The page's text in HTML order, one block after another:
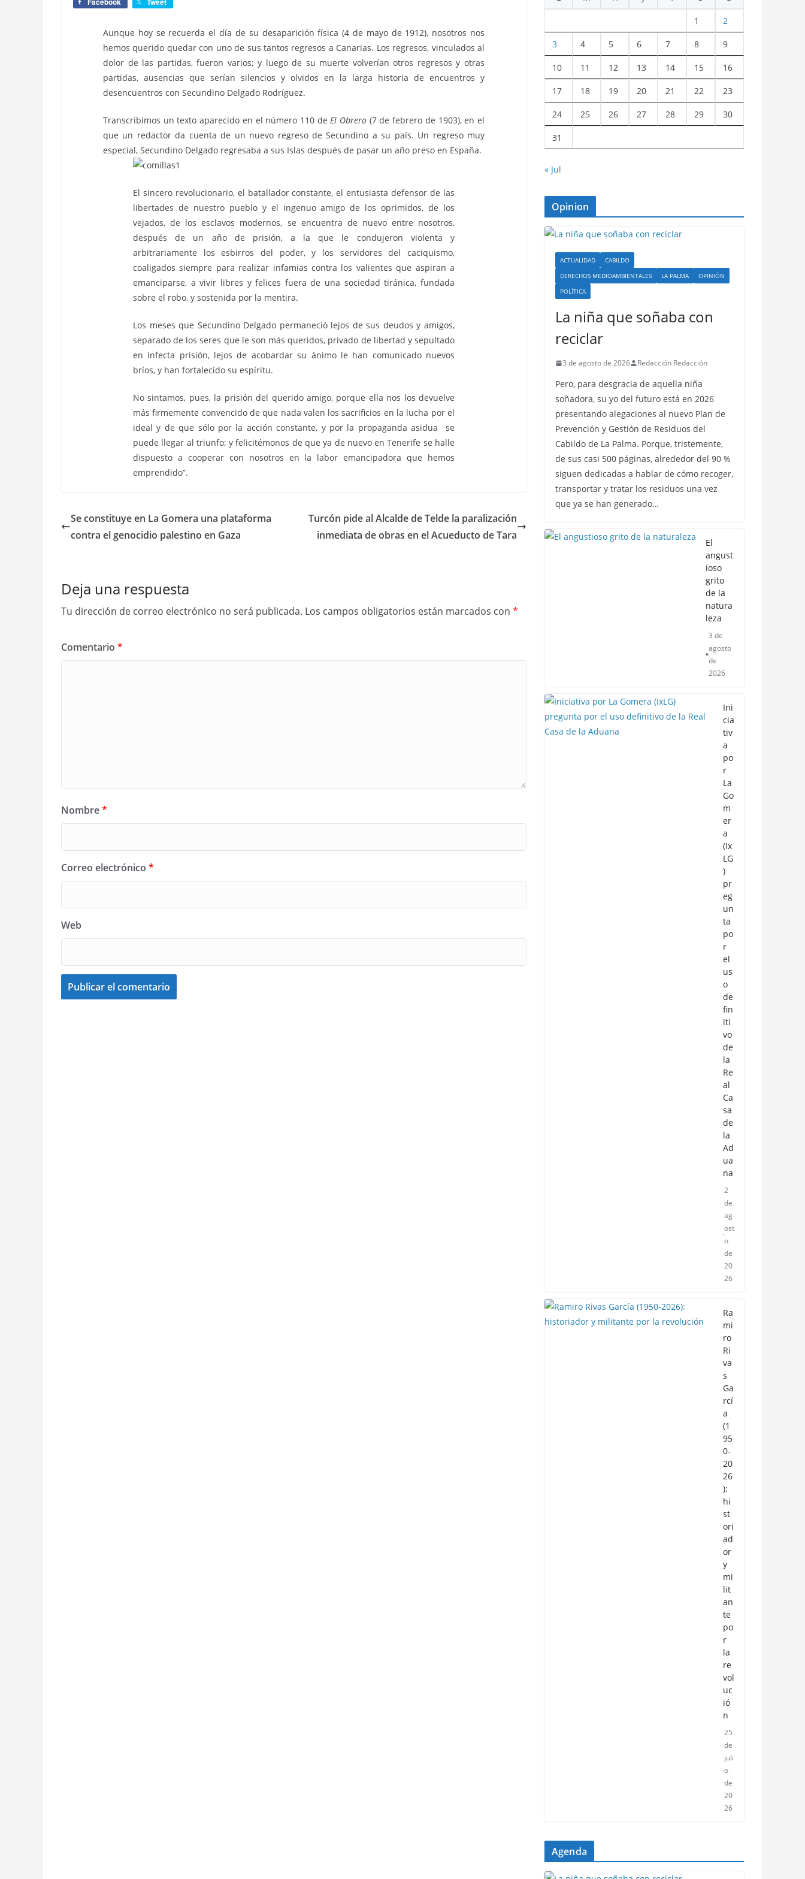
Aunque hoy se recuerda el día de su desaparición física (4 de mayo de 1912), nosotros nos
hemos querido quedar con uno de sus tantos regresos a Canarias. Los regresos, vinculados al
dolor de las partidas, fueron varios; y luego de su muerte volverían otros regresos y otras
partidas, ausencias que serían silencios y olvidos en la larga historia de encuentros y
desencuentros con Secundino Delgado Rodríguez.
Transcribimos un texto aparecido en el número 110 deEl Obrero (7 de febrero de 1903), en el
que un redactor da cuenta de un nuevo regreso de Secundino a su país. Un regreso muy
especial, Secundino Delgado regresaba a sus Islas después de pasar un año preso en España.
El sincero revolucionario, el batallador constante, el entusiasta defensor de las
libertades de nuestro pueblo y el ingenuo amigo de los oprimidos, de los
vejados, de los esclavos modernos, se encuentra de nuevo entre nosotros,
después de un año de prisión, a la que le condujeron violenta y
arbitrariamente los esbirros del poder, y los servidores del caciquismo,
coaligados siempre para realizar infamias contra los valientes que aspiran a
emanciparse, a vivir libres y felices fuera de una sociedad tiránica, fundada
sobre el robo, y sostenida por la mentira.
Los meses que Secundino Delgado permaneció lejos de sus deudos y amigos,
separado de los seres que le son más queridos, privado de libertad y sepultado
en infecta prisión, lejos de acobardar su ánimo le han comunicado nuevos
bríos, y han fortalecido su espíritu.
No sintamos, pues, la prisión del querido amigo, porque ella nos los devuelve
más firmemente convencido de que nada valen los sacrificios en la lucha por el
ideal y de que sólo por la acción constante, y por la propaganda asidua se
puede llegar al triunfo; y felicitémonos de que ya de nuevo en Tenerife se halle
dispuesto a cooperar con nosotros en la labor emancipadora que hemos
emprendido”.
Se constituye en La Gomera una plataforma
contra el genocidio palestino en Gaza
Turcón pide al Alcalde de Telde la paralización
inmediata de obras en el Acueducto de Tara
Deja una respuesta
Tu dirección de correo electrónico no será publicada. Los campos obligatorios están marcados con *
Comentario *
Nombre*
Correo electrónico *
Web
1 2
3 4 5 6 7 8 9
10 11 12 13 14 15 16
17 18 19 20 21 22 23
24 25 26 27 28 29 30
31
« Jul
Opinion
ACTUALIDAD
CABILDO
DERECHOS MEDIOAMBIENTALES
LA PALMA
OPINIÓN
POLÍTICA
La niña que soñaba con
reciclar
3 de agosto de 2026 Redacción Redacción
Pero, para desgracia de aquella niña
soñadora, su yo del futuro está en 2026
presentando alegaciones al nuevo Plan de
Prevención y Gestión de Residuos del
Cabildo de La Palma. Porque, tristemente,
de sus casi 500 páginas, alrededor del 90 %
siguen dedicadas a hablar de cómo recoger,
transportar y tratar los residuos una vez
que ya se han generado…
El
angust
ioso
grito
de la
natura
leza
3 de
agosto
de
2026
Ini
cia
tiv
a
po
r
La
Go
m
er
a
(Ix
LG
)
pr
eg
un
ta
po
r
el
us
o
de
fin
iti
vo
de
la
Re
al
Ca
sa
de
la
Ad
ua
na
2
de
ag
ost
o
de
20
26
Ra
mi
ro
Ri
va
s
Ga
rcí
a
(1
95
0-
20
26
):
hi
st
ori
ad
or
y
mi
lit
an
te
po
r
la
re
vol
uc
ió
n
25
de
juli
o
de
20
26
Agenda